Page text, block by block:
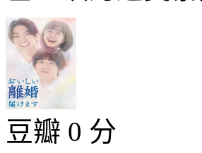
豆瓣 0 分